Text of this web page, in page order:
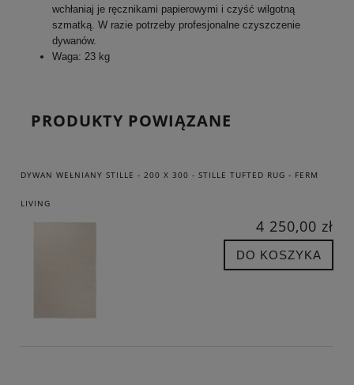
wchłaniaj je ręcznikami papierowymi i czyść wilgotną
szmatką. W razie potrzeby profesjonalne czyszczenie
dywanów.
Waga: 23 kg
PRODUKTY POWIĄZANE
DYWAN WEŁNIANY STILLE - 200 X 300 - STILLE TUFTED RUG - FERM
LIVING
4 250,00 zł
DO KOSZYKA